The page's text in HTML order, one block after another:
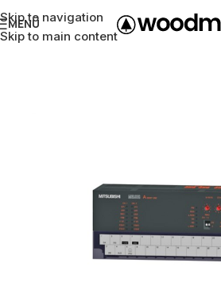
Skip to navigation
Skip to main content
MENÜ